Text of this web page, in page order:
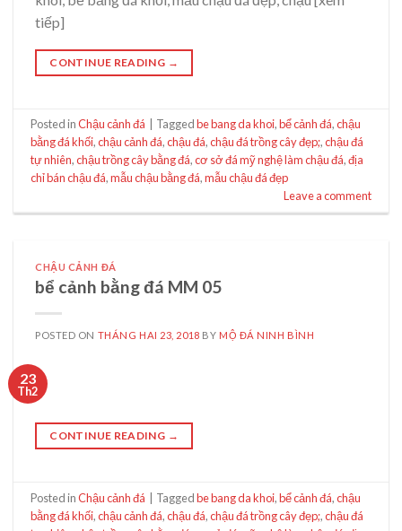
tiếp]
CONTINUE READING →
Posted inChậu cảnh đá Taggedbe bang da khoi,bể cảnh đá,chậu
bằng đá khối,chậu cảnh đá,chậu đá,chậu đá trồng cây đẹp;,chậu đá
tự nhiên,chậu trồng cây bằng đá,cơ sở đá mỹ nghệ làm chậu đá,địa
chỉ bán chậu đá,mẫu chậu bằng đá,mẫu chậu đá đẹp
Leave a comment
CHẬU CẢNH ĐÁ
bể cảnh bằng đá MM 05
POSTED ON THÁNG HAI 23, 2018 BY MỘ ĐÁ NINH BÌNH
23
Th2
CONTINUE READING →
Posted inChậu cảnh đá | Taggedbe bang da khoi,bể cảnh đá,chậu
bằng đá khối,chậu cảnh đá,chậu đá,chậu đá trồng cây đẹp;,chậu đá